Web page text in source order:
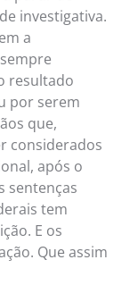
investigativa.
a
resultado
por serem
que,
considerados
após o
sentenças
tem
E os
Que assim